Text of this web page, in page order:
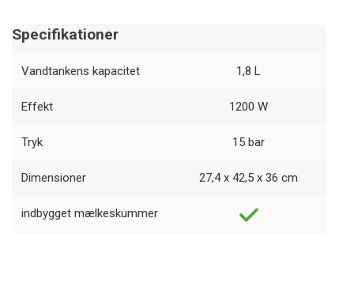
Specifikationer
Vandtankens kapacitet 1,8 L
Effekt 1200 W
Tryk 15 bar
Dimensioner 27,4 x 42,5 x 36 cm
indbygget mælkeskummer